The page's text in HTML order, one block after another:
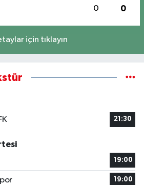
0 0
için tıklayın
21:30
19:00
19:00